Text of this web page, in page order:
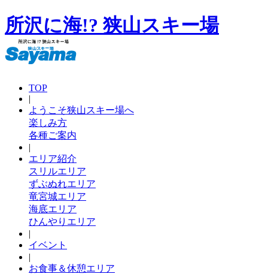
所沢に海!? 狭山スキー場
TOP
|
ようこそ狭山スキー場へ
楽しみ方
各種ご案内
|
エリア紹介
スリルエリア
ずぶぬれエリア
竜宮城エリア
海底エリア
ひんやりエリア
|
イベント
|
お食事＆休憩エリア